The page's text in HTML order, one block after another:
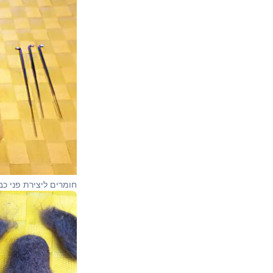
חומרים ליצירת פני